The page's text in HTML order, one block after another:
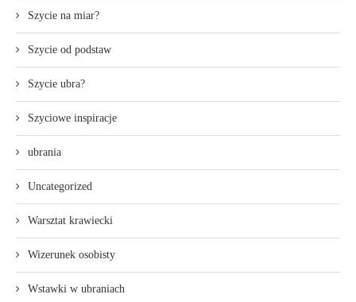
Szycie na miar?
Szycie od podstaw
Szycie ubra?
Szyciowe inspiracje
ubrania
Uncategorized
Warsztat krawiecki
Wizerunek osobisty
Wstawki w ubraniach